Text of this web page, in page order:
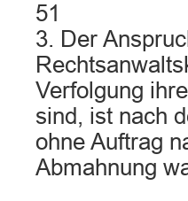
51
3. Der
Verfolgung
sind, ist nach
ohne Auftrag
Abmahnung